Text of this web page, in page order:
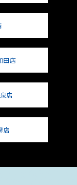
田店
店
店